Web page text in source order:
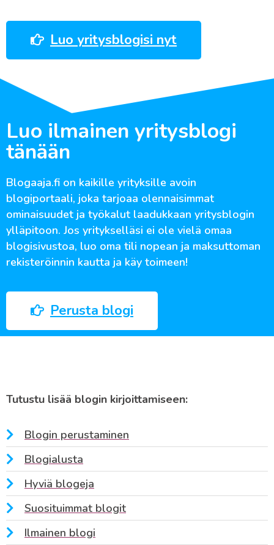
Luo yritysblogisi nyt
Luo ilmainen yritysblogi
tänään
Blogaaja.fi on kaikille yrityksille avoin
blogiportaali, joka tarjoaa olennaisimmat
ominaisuudet ja työkalut laadukkaan yritysblogin
ylläpitoon. Jos yritykselläsi ei ole vielä omaa
blogisivustoa, luo oma tili nopean ja maksuttoman
rekisteröinnin kautta ja käy toimeen!
Perusta blogi
Tutustu lisää blogin kirjoittamiseen:
Blogin perustaminen
Blogialusta
Hyviä blogeja
Suosituimmat blogit
Ilmainen blogi